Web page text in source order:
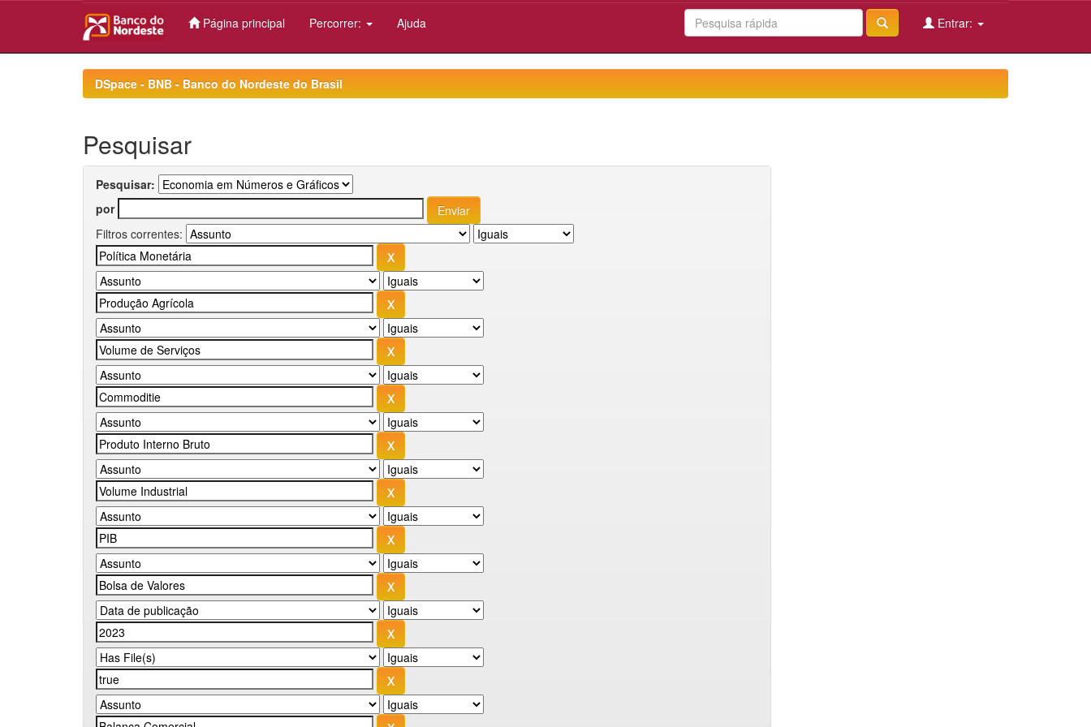
Página principal Percorrer: Ajuda Entrar:
DSpace - BNB - Banco do Nordeste do Brasil
Pesquisar
Pesquisar:
por
Filtros correntes: